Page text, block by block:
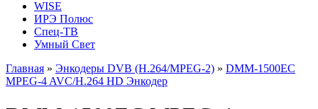
WISE
ИРЭ Полюс
Спец-ТВ
Умный Свет
Главная » Энкодеры DVB (H.264/MPEG-2) » DMM-1500EC
MPEG-4 AVC/H.264 HD Энкодер